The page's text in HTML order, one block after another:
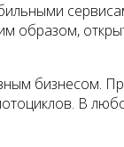
образом,
бизнесом.
В